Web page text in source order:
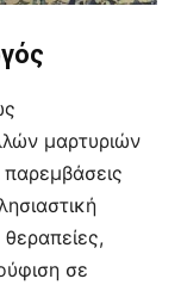
μαρτυριών
σε